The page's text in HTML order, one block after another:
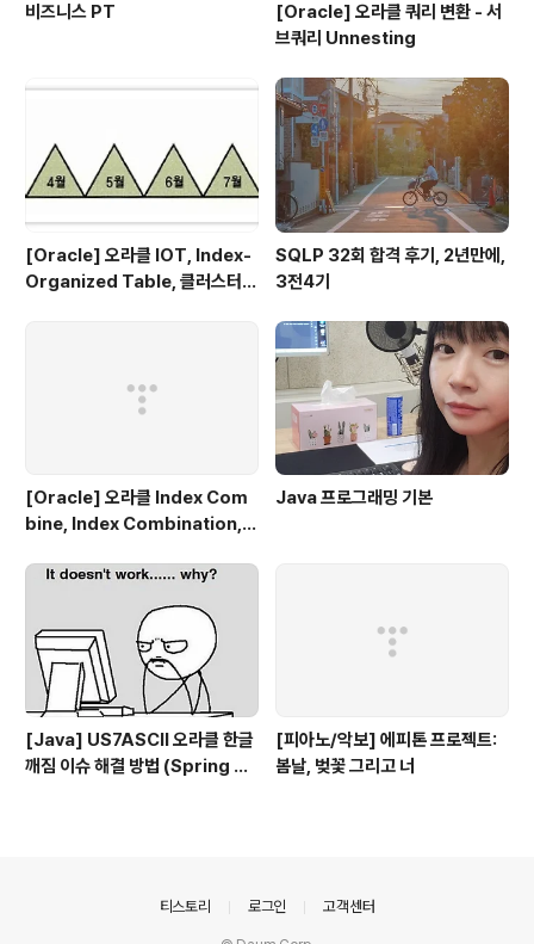
비즈니스 PT
[Oracle] 오라클 쿼리 변환 - 서
브쿼리 Unnesting
[Oracle] 오라클 IOT, Index-
Organized Table, 클러스터
SQLP 32회 합격 후기, 2년만에,
3전4기
[Oracle] 오라클 Index Com
bine, Index Combination,
Java 프로그래밍 기본
[Java] US7ASCII 오라클 한글
깨짐 이슈 해결 방법 (Spring bo
[피아노/악보] 에피톤 프로젝트:
봄날, 벚꽃 그리고 너
티스토리 로그인 고객센터